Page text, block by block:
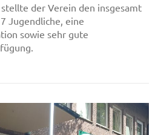
der Verein den insgesamt
Jugendliche, eine
sowie sehr gute